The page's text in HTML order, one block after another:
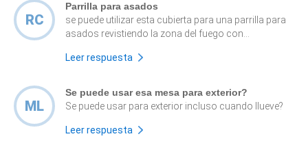
RC
Parrilla para asados
se puede utilizar esta cubierta para una parrilla para
asados revistiendo la zona del fuego con...
Leer respuesta
ML
Se puede usar esa mesa para exterior?
Se puede usar para exterior incluso cuando llueve?
Leer respuesta